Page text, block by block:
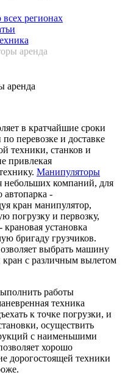
регионах
аренда
аренда
в кратчайшие сроки
перевозке и доставке
техники, станков и
привлекая
Манипуляторы
небольших компаний, для
автопарка -
кран манипулятор,
погрузку и первозку,
установка
бригаду грузчиков.
выбрать машину
кран с различным вылетом
работы
техника
к точке погрузки, и
осуществить
с наименьшими
хорошо
дорогостоящей техники